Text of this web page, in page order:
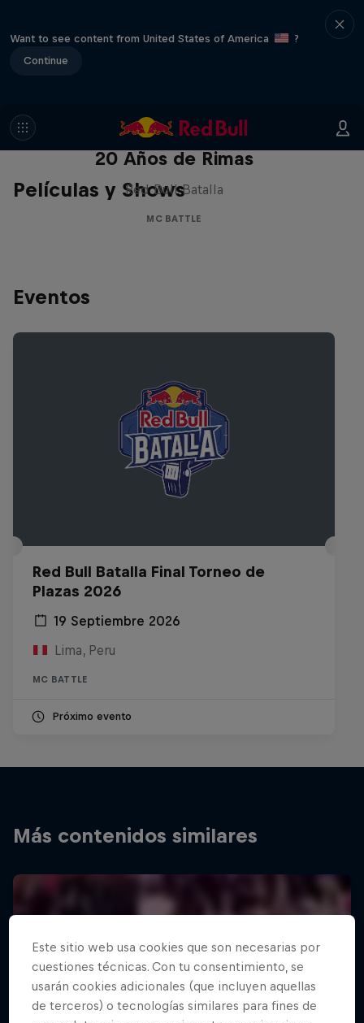
Want to see content from United States of America
?
Continue
Películas y Shows
Red Bull Batalla Nueva Historia:
20 Años de Rimas
Red Bull Batalla
MC BATTLE
Eventos
Red Bull Batalla Final Torneo de
Plazas 2026
19 Septiembre 2026
Lima, Peru
MC BATTLE
Próximo evento
Más contenidos similares
Este sitio web usa cookies que son necesarias por
cuestiones técnicas. Con tu consentimiento, se
usarán cookies adicionales (que incluyen aquellas
de terceros) o tecnologías similares para fines de